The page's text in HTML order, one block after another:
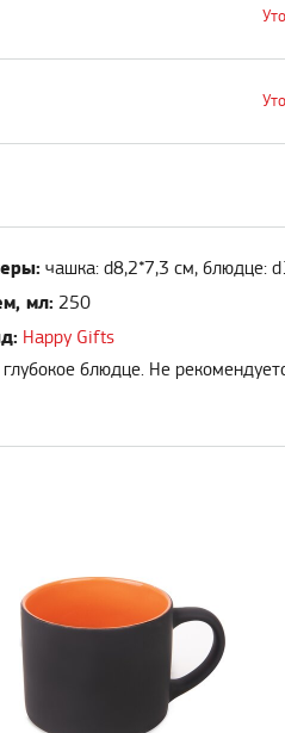
чашка: d8,2*7,3 см, блюдце:
мл: 250
Happy Gifts
блюдце. Не